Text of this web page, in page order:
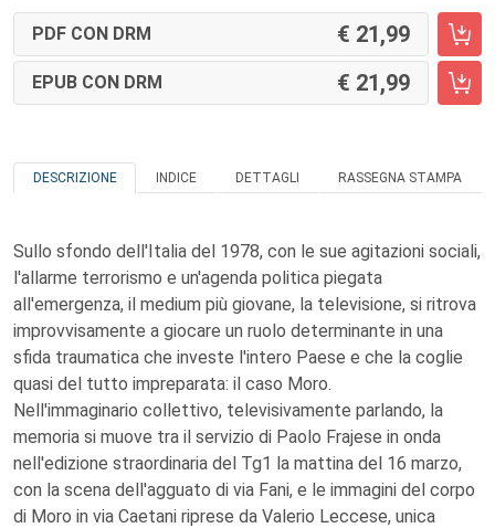
PDF CON DRM 21,99
EPUB CON DRM 21,99
DESCRIZIONE INDICE DETTAGLI RASSEGNA STAMPA
Sullo sfondo dell'Italia del 1978, con le sue agitazioni sociali,
l'allarme terrorismo e un'agenda politica piegata
all'emergenza, il medium più giovane, la televisione, si ritrova
improvvisamente a giocare un ruolo determinante in una
sfida traumatica che investe l'intero Paese e che la coglie
quasi del tutto impreparata: il caso Moro.
Nell'immaginario collettivo, televisivamente parlando, la
memoria si muove tra il servizio di Paolo Frajese in onda
nell'edizione straordinaria del Tg1 la mattina del 16 marzo,
con la scena dell'agguato di via Fani, e le immagini del corpo
di Moro in via Caetani riprese da Valerio Leccese, unica